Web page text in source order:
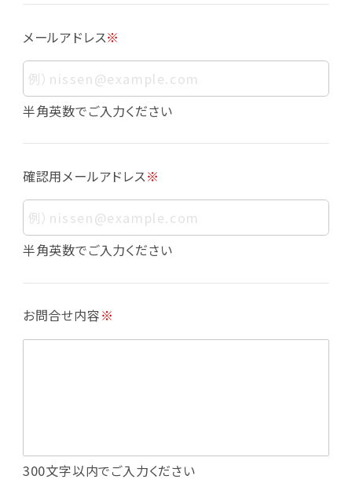
す。また、その情報のみでは識別できない場合で
も、他の情報と容易に照合することで、結果的に
お客様個人を識別できるものも個人情報に含ま
れます。
個人情報の利用目的について
下の通りであり、これらの目的達成の範囲を超
えてお客様の個人情報を利用することはありま
せん。
・会員登録者の個人認証
・会員ポイントプログラムの運営
・メールマガジンの配信
・本サービスに関する規約等の変更の通知
・投稿したクチコミ情報、写真の本サービスへの
メールアドレス※
半角英数でご入力ください
確認用メールアドレス※
半角英数でご入力ください
お問合せ内容※
300文字以内でご入力ください